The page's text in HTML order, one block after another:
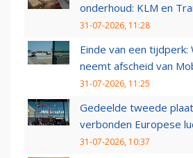
onderhoud: KLM en
31-07-2026, 11:28
Einde van een tijdperk:
neemt afscheid van
31-07-2026, 11:25
Gedeelde tweede
verbonden Europese
31-07-2026, 10:37